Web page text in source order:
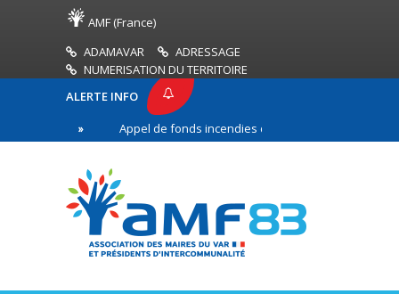
AMF (France)
ADAMAVAR
ADRESSAGE
NUMERISATION DU TERRITOIRE
ALERTE INFO
Appel de fonds incendies de forêt
ligne